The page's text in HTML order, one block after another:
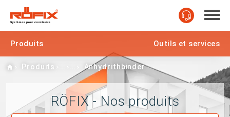
Produits Outils et services
Home
Produits Anhydrithbinder
RÖFIX - Nos produits